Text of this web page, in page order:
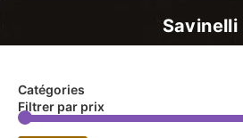
Savinelli
Catégories
Filtrer par prix